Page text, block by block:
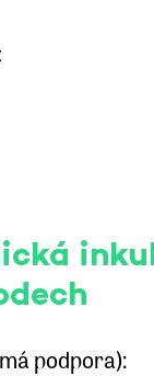
podpora):